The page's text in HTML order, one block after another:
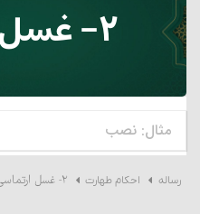
۲- غسل ارتماسی‏
رساله احکام طهارت ۲- غسل ارتماسی‏